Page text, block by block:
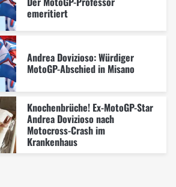
emeritiert
Andrea Dovizioso: Würdiger
MotoGP-Abschied in Misano
Knochenbrüche! Ex-MotoGP-Star
Andrea Dovizioso nach
Motocross-Crash im
Krankenhaus